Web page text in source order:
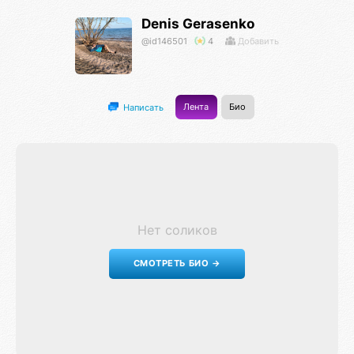
Denis Gerasenko
@id146501 4 Добавить
Написать Лента Био
Нет соликов
СМОТРЕТЬ БИО →